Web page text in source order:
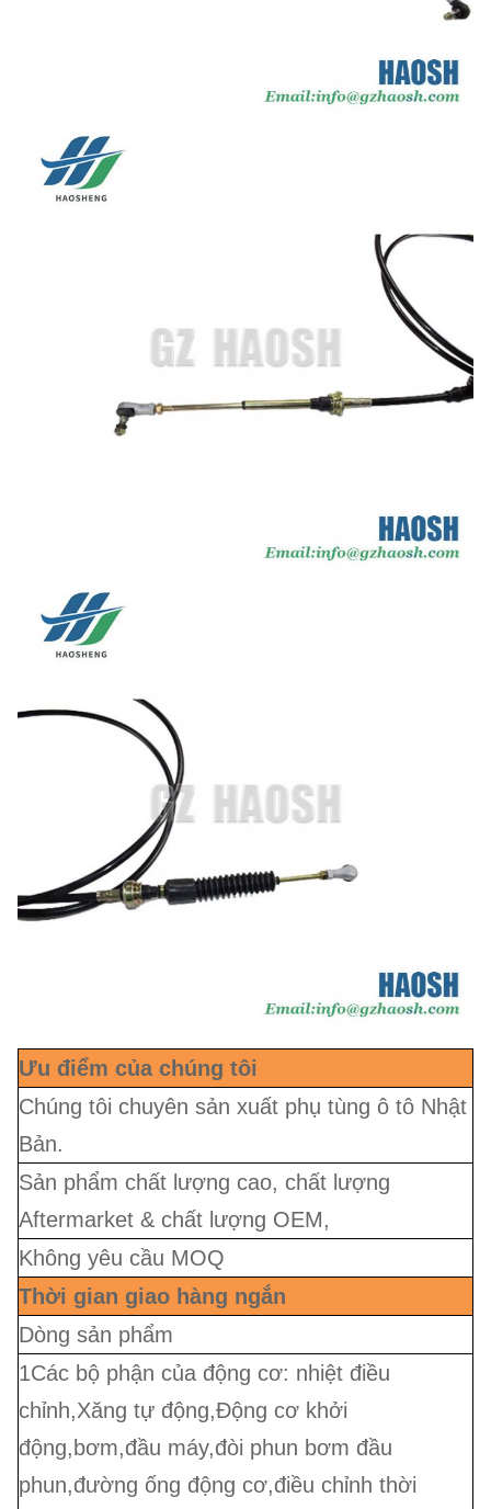
Ưu điểm của chúng tôi
Chúng tôi chuyên sản xuất phụ tùng ô tô Nhật
Bản.
Sản phẩm chất lượng cao, chất lượng
Aftermarket & chất lượng OEM,
Không yêu cầu MOQ
Thời gian giao hàng ngắn
Dòng sản phẩm
1Các bộ phận của động cơ: nhiệt điều
chỉnh,Xăng tự động,Động cơ khởi
động,bơm,đầu máy,đòi phun bơm đầu
phun,đường ống động cơ,điều chỉnh thời